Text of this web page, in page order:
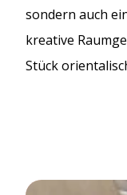
sondern auch
kreative
Stück